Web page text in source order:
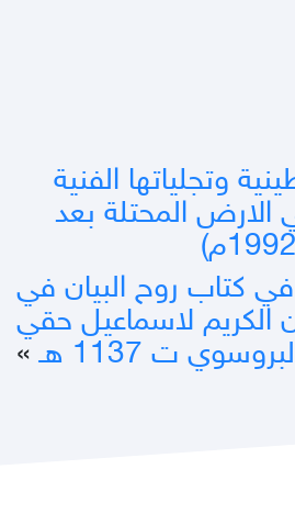
وتجلياتها الفنية
المحتلة بعد
في كتاب روح البيان في
الكريم لاسماعيل حقي
ت 1137 هـ
»